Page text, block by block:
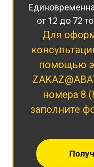
от 12 до 72
Для
помощью
номера 8
заполните